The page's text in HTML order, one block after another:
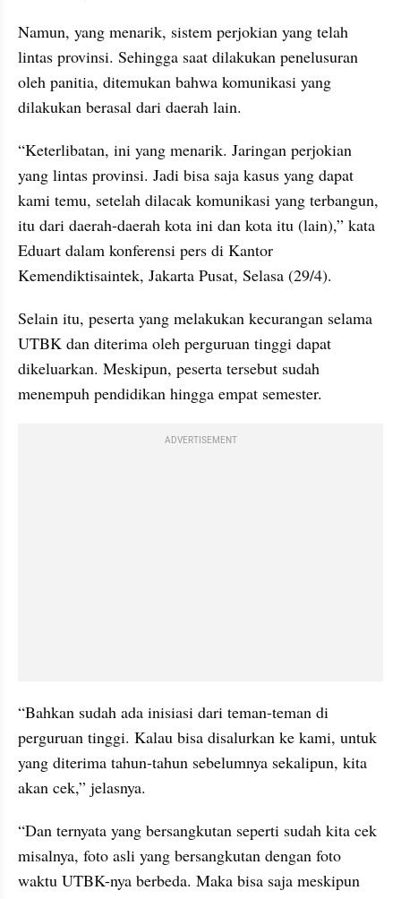
Namun, yang menarik, sistem perjokian yang telah
lintas provinsi. Sehingga saat dilakukan penelusuran
oleh panitia, ditemukan bahwa komunikasi yang
dilakukan berasal dari daerah lain.
“Keterlibatan, ini yang menarik. Jaringan perjokian
yang lintas provinsi. Jadi bisa saja kasus yang dapat
kami temu, setelah dilacak komunikasi yang terbangun,
itu dari daerah-daerah kota ini dan kota itu (lain),” kata
Eduart dalam konferensi pers di Kantor
Kemendiktisaintek, Jakarta Pusat, Selasa (29/4).
Selain itu, peserta yang melakukan kecurangan selama
UTBK dan diterima oleh perguruan tinggi dapat
dikeluarkan. Meskipun, peserta tersebut sudah
menempuh pendidikan hingga empat semester.
ADVERTISEMENT
“Bahkan sudah ada inisiasi dari teman-teman di
perguruan tinggi. Kalau bisa disalurkan ke kami, untuk
yang diterima tahun-tahun sebelumnya sekalipun, kita
akan cek,” jelasnya.
“Dan ternyata yang bersangkutan seperti sudah kita cek
misalnya, foto asli yang bersangkutan dengan foto
waktu UTBK-nya berbeda. Maka bisa saja meskipun